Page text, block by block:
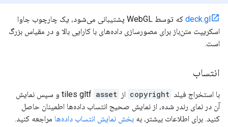
deck.gl
که توسط WebGL پشتیبانی می‌شود، یک چارچوب جاوا
اسکریپت متن‌باز برای مصورسازی داده‌های با کارایی بالا و در مقیاس بزرگ
است.
انتساب
با استخراج فیلد copyright از tiles gltf asset
و سپس نمایش
آن در نمای رندر شده، از نمایش صحیح انتساب داده‌ها اطمینان حاصل
کنید. برای اطلاعات بیشتر، به بخش نمایش انتساب داده‌ها مراجعه کنید.